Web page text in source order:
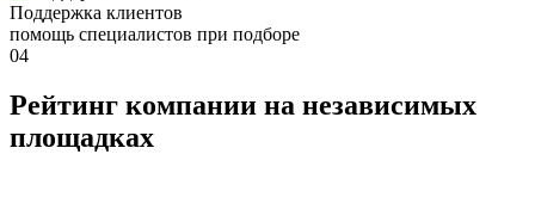
Поддержка клиентов
помощь специалистов при подборе
04
Рейтинг компании на независимых
площадках